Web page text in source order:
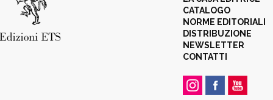
CATALOGO
NORME EDITORIALI
DISTRIBUZIONE
NEWSLETTER
CONTATTI